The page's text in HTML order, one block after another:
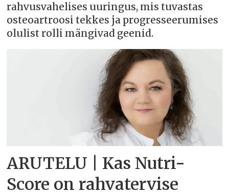
rahvusvahelises uuringus, mis tuvastas
osteoartroosi tekkes ja progresseerumises
olulist rolli mängivad geenid.
ARUTELU | Kas Nutri-
Score on rahvatervise